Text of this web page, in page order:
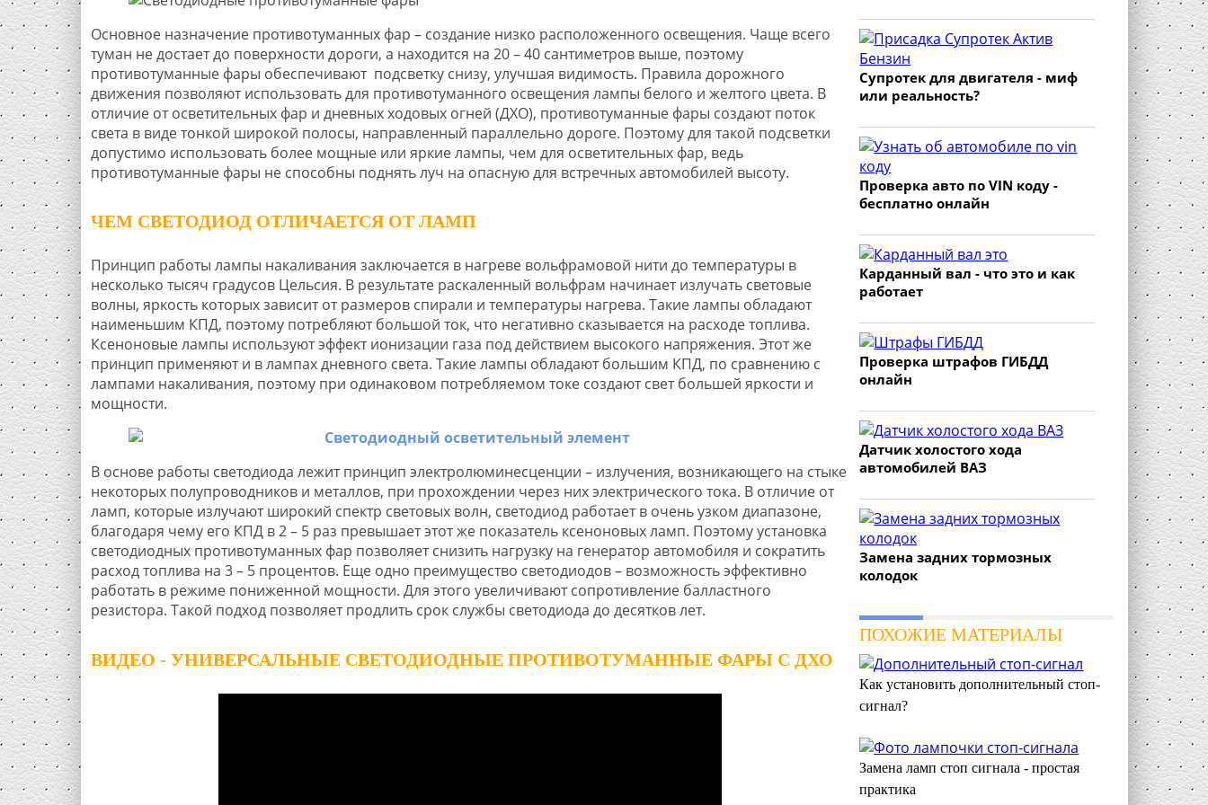
Основное назначение противотуманных фар – создание низко расположенного освещения. Чаще всего
туман не достает до поверхности дороги, а находится на 20 – 40 сантиметров выше, поэтому
противотуманные фары обеспечивают подсветку снизу, улучшая видимость. Правила дорожного
движения позволяют использовать для противотуманного освещения лампы белого и желтого цвета. В
отличие от осветительных фар и дневных ходовых огней (ДХО), противотуманные фары создают поток
света в виде тонкой широкой полосы, направленный параллельно дороге. Поэтому для такой подсветки
допустимо использовать более мощные или яркие лампы, чем для осветительных фар, ведь
противотуманные фары не способны поднять луч на опасную для встречных автомобилей высоту.
ЧЕМ СВЕТОДИОД ОТЛИЧАЕТСЯ ОТ ЛАМП
Принцип работы лампы накаливания заключается в нагреве вольфрамовой нити до температуры в
несколько тысяч градусов Цельсия. В результате раскаленный вольфрам начинает излучать световые
волны, яркость которых зависит от размеров спирали и температуры нагрева. Такие лампы обладают
наименьшим КПД, поэтому потребляют большой ток, что негативно сказывается на расходе топлива.
Ксеноновые лампы используют эффект ионизации газа под действием высокого напряжения. Этот же
принцип применяют и в лампах дневного света. Такие лампы обладают большим КПД, по сравнению с
лампами накаливания, поэтому при одинаковом потребляемом токе создают свет большей яркости и
мощности.
В основе работы светодиода лежит принцип электролюминесценции – излучения, возникающего на стыке
некоторых полупроводников и металлов, при прохождении через них электрического тока. В отличие от
ламп, которые излучают широкий спектр световых волн, светодиод работает в очень узком диапазоне,
благодаря чему его КПД в 2 – 5 раз превышает этот же показатель ксеноновых ламп. Поэтому установка
светодиодных противотуманных фар позволяет снизить нагрузку на генератор автомобиля и сократить
расход топлива на 3 – 5 процентов. Еще одно преимущество светодиодов – возможность эффективно
работать в режиме пониженной мощности. Для этого увеличивают сопротивление балластного
резистора. Такой подход позволяет продлить срок службы светодиода до десятков лет.
ВИДЕО - УНИВЕРСАЛЬНЫЕ СВЕТОДИОДНЫЕ ПРОТИВОТУМАННЫЕ ФАРЫ С ДХО
Супротек для двигателя - миф
или реальность?
Проверка авто по VIN коду -
бесплатно онлайн
Карданный вал - что это и как
работает
Проверка штрафов ГИБДД
онлайн
Датчик холостого хода
автомобилей ВАЗ
Замена задних тормозных
колодок
ПОХОЖИЕ МАТЕРИАЛЫ
Как установить дополнительный стоп-
сигнал?
Замена ламп стоп сигнала - простая
практика